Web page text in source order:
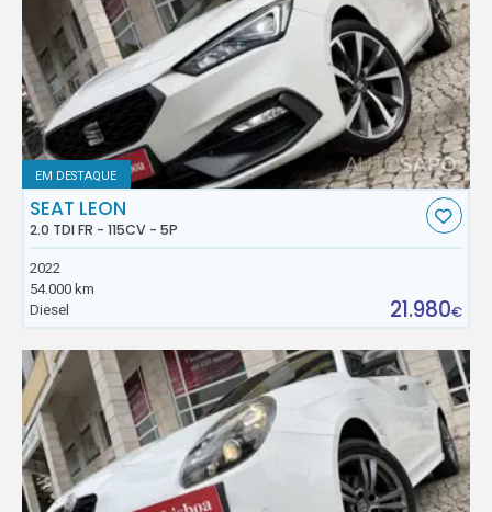
EM DESTAQUE
SEAT LEON
2.0 TDI FR - 115CV - 5P
2022
54.000 km
Diesel
21.980€